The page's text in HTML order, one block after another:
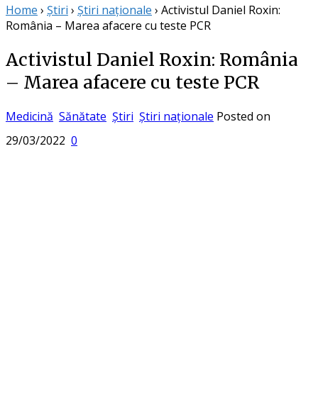
Home › Știri › Știri naționale › Activistul Daniel Roxin:
România – Marea afacere cu teste PCR
Activistul Daniel Roxin: România
– Marea afacere cu teste PCR
Medicină Sănătate Știri Știri naționale Posted on
29/03/2022 0